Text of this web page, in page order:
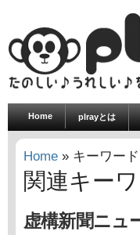
Home plrayとは
Home » キーワー
関連キー
虚構新聞ニュ